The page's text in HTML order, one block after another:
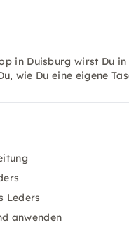
in Duisburg wirst Du
wie Du eine eigene
Leders
anwenden